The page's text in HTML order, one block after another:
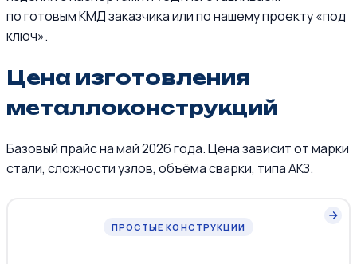
по готовым КМД заказчика или по нашему проекту «под
ключ».
Цена изготовления
металлоконструкций
Базовый прайс на май 2026 года. Цена зависит от марки
стали, сложности узлов, объёма сварки, типа АКЗ.
ПРОСТЫЕ КОНСТРУКЦИИ